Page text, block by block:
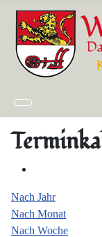
Nach Jahr
Nach Monat
Nach Woche